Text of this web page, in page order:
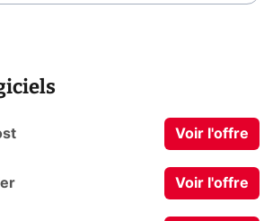
Voir l'offre
Voir l'offre